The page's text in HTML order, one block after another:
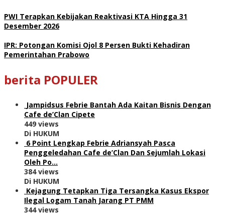
PWI Terapkan Kebijakan Reaktivasi KTA Hingga 31
Desember 2026
IPR: Potongan Komisi Ojol 8 Persen Bukti Kehadiran
Pemerintahan Prabowo
berita POPULER
Jampidsus Febrie Bantah Ada Kaitan Bisnis Dengan
Cafe de’Clan Cipete
449 views
Di HUKUM
6 Point Lengkap Febrie Adriansyah Pasca
Penggeledahan Cafe de’Clan Dan Sejumlah Lokasi
Oleh Po…
384 views
Di HUKUM
Kejagung Tetapkan Tiga Tersangka Kasus Ekspor
Ilegal Logam Tanah Jarang PT PMM
344 views